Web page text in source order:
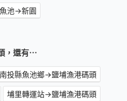
魚池→新園
，還有⋯
南投縣魚池鄉→鹽埔漁港碼頭
埔里轉運站→鹽埔漁港碼頭